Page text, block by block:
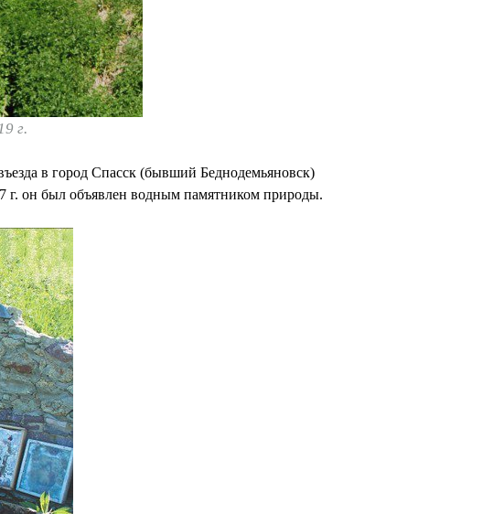
г.
в город Спасск (бывший Беднодемьяновск)
г. он был объявлен водным памятником природы.